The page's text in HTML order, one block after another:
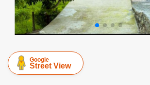
Google
Street View